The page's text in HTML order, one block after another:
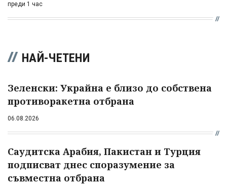
преди 1 час
НАЙ-ЧЕТЕНИ
Зеленски: Украйна е близо до собствена
противоракетна отбрана
06.08.2026
Саудитска Арабия, Пакистан и Турция
подписват днес споразумение за
съвместна отбрана